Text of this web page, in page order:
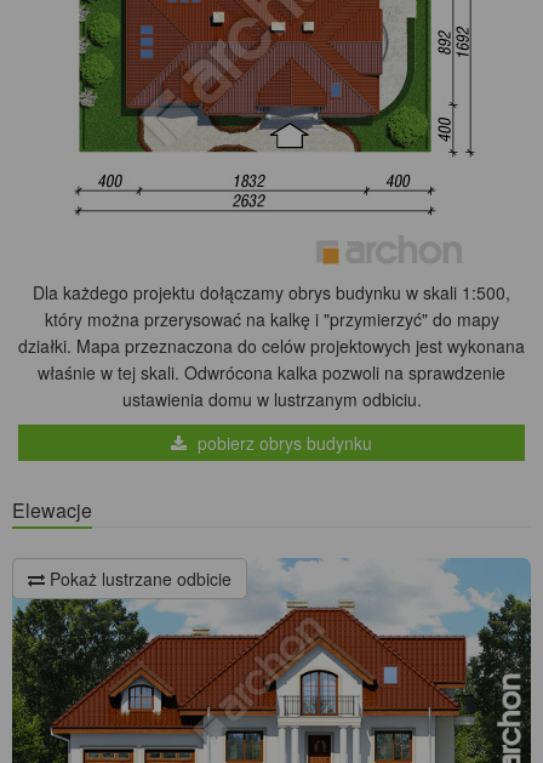
Dla każdego projektu dołączamy obrys budynku w skali 1:500,
który można przerysować na kalkę i "przymierzyć" do mapy
działki. Mapa przeznaczona do celów projektowych jest wykonana
właśnie w tej skali. Odwrócona kalka pozwoli na sprawdzenie
ustawienia domu w lustrzanym odbiciu.
pobierz obrys budynku
Elewacje
Pokaż lustrzane odbicie